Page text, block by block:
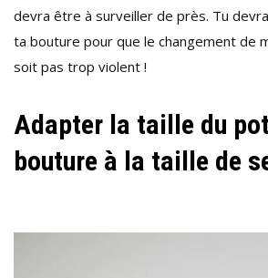
devra être à surveiller de près. Tu
ta bouture pour que le changement de
soit pas trop violent !
Adapter la taille du
bouture à la taille de